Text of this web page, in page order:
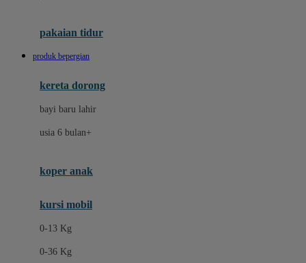
Doona
Down To Earth
E
ELC
Ergobaby
Eufy
Expert Care
pakaian tidur
produk bepergian
kereta dorong
bayi baru lahir
usia 6 bulan+
koper anak
kursi mobil
0-13 Kg
0-36 Kg